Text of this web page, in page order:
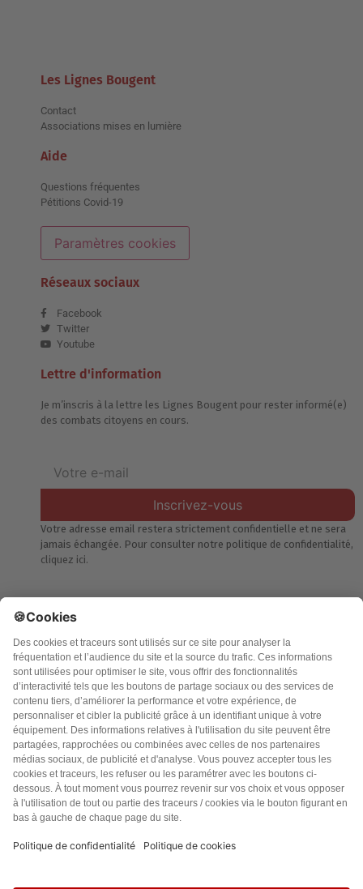
Les Lignes Bougent
Contact
Associations mises en lumière
Aide
Questions fréquentes
Pétitions Covid-19
Paramètres cookies
Réseaux sociaux
Facebook
Twitter
Youtube
Lettre d'information
Je m’inscris à la lettre les Lignes Bougent pour rester informé(e)
des combats citoyens en cours.
Inscrivez-vous
Votre adresse email restera strictement confidentielle et ne sera
jamais échangée. Pour consulter notre politique de confidentialité,
cliquez ici.
Accueil
Politique de confidentialité
Charte des contenus
Cookies